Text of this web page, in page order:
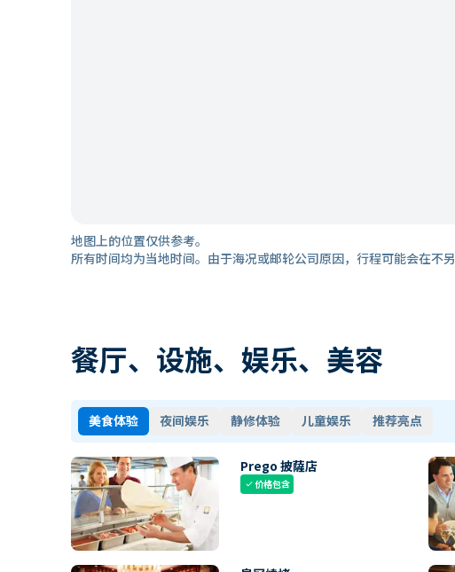
地图上的位置仅供参考。
所有时间均为当地时间。由于海况或邮轮公司原因，行程可能会在不
餐厅、设施、娱乐、美容
美食体验 夜间娱乐 静修体验 儿童娱乐 推荐亮点
Prego 披薩店
check价格包含